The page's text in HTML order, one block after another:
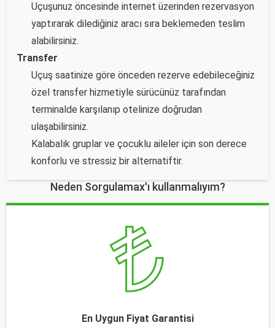
Uçuşunuz öncesinde internet üzerinden rezervasyon
yaptırarak dilediğiniz aracı sıra beklemeden teslim
alabilirsiniz.
Transfer
Uçuş saatinize göre önceden rezerve edebileceğiniz
özel transfer hizmetiyle sürücünüz tarafından
terminalde karşılanıp otelinize doğrudan
ulaşabilirsiniz.
Kalabalık gruplar ve çocuklu aileler için son derece
konforlu ve stressiz bir alternatiftir.
Neden Sorgulamax'ı kullanmalıyım?
En Uygun Fiyat Garantisi